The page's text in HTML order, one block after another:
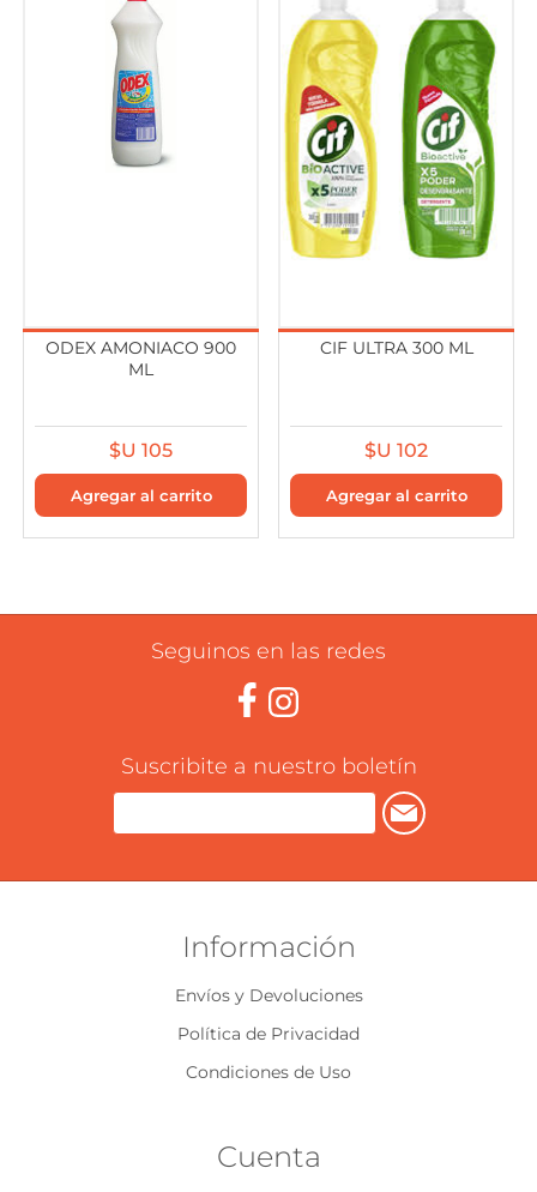
ODEX AMONIACO 900
ML
$U 105
CIF ULTRA 300 ML
$U 102
Seguinos en las redes
Suscribite a nuestro boletín
Información
Envíos y Devoluciones
Política de Privacidad
Condiciones de Uso
Cuenta